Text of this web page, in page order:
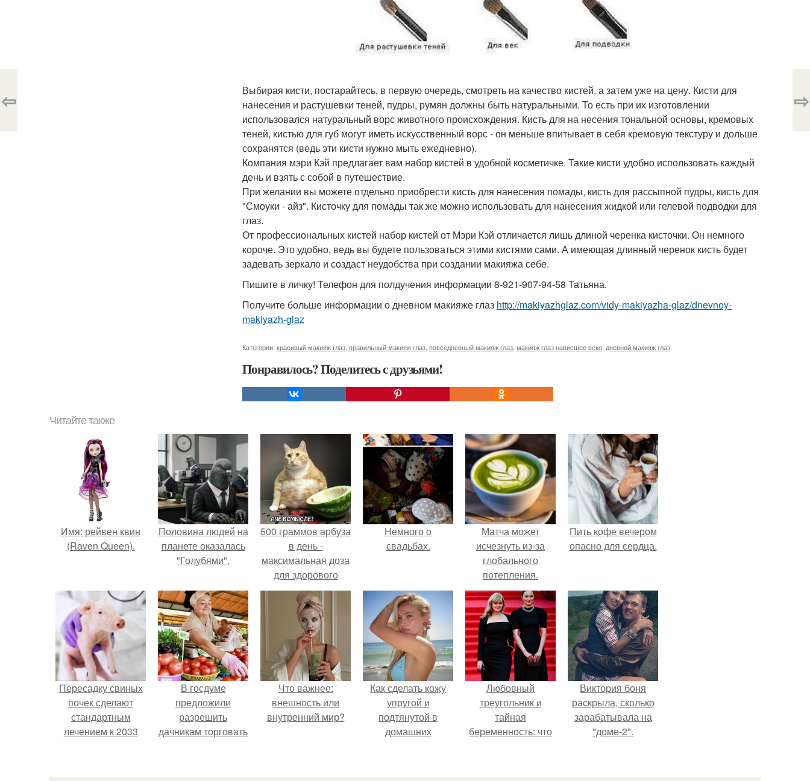
Выбирая кисти, постарайтесь, в первую очередь, смотреть на качество кистей, а затем уже на цену. Кисти для
нанесения и растушевки теней, пудры, румян должны быть натуральными. То есть при их изготовлении
использовался натуральный ворс животного происхождения. Кисть для на несения тональной основы, кремовых
теней, кистью для губ могут иметь искусственный ворс - он меньше впитывает в себя кремовую текстуру и дольше
сохранятся (ведь эти кисти нужно мыть ежедневно).
Компания мэри Кэй предлагает вам набор кистей в удобной косметичке. Такие кисти удобно использовать каждый
день и взять с собой в путешествие.
При желании вы можете отдельно приобрести кисть для нанесения помады, кисть для рассыпной пудры, кисть для
"Смоуки - айз". Кисточку для помады так же можно использовать для нанесения жидкой или гелевой подводки для
глаз.
От профессиональных кистей набор кистей от Мэри Кэй отличается лишь длиной черенка кисточки. Он немного
короче. Это удобно, ведь вы будете пользоваться этими кистями сами. А имеющая длинный черенок кисть будет
задевать зеркало и создаст неудобства при создании макияжа себе.
Пишите в личку! Телефон для полдучения информации 8-921-907-94-58 Татьяна.
Получите больше информации о дневном макияже глаз http://makiyazhglaz.com/vidy-makiyazha-glaz/dnevnoy-
makiyazh-glaz
Категории: красивый макияж глаз правильный макияж глаз повседневный макияж глаз макияж глаз нависшее веко дневной макияж глаз
Понравилось? Поделитесь с друзьями!
⇦ ⇨
Читайте также
Имя: рейвен квин
(Raven Queen).
Половина людей на
планете оказалась
"Голубями".
500 граммов арбуза
в день -
максимальная доза
для здорового
взрослого,
предупредили
врачи.
Немного о
свадьбах.
Матча может
исчезнуть из-за
глобального
потепления.
Пить кофе вечером
опасно для сердца.
Пересадку свиных
почек сделают
стандартным
лечением к 2033
В госдуме
предложили
разрешить
дачникам торговать
в людных местах.
Что важнее:
внешность или
внутренний мир?
Как сделать кожу
упругой и
подтянутой в
домашних
Любовный
треугольник и
тайная
беременность: что
Михалкова?
Виктория боня
раскрыла, сколько
зарабатывала на
"доме-2".